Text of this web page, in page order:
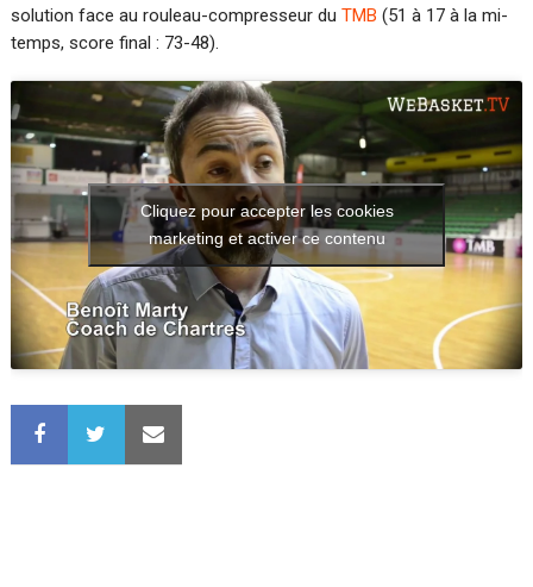
solution face au rouleau-compresseur du TMB (51 à 17 à la mi-
temps, score final : 73-48).
Cliquez pour accepter les cookies
marketing et activer ce contenu